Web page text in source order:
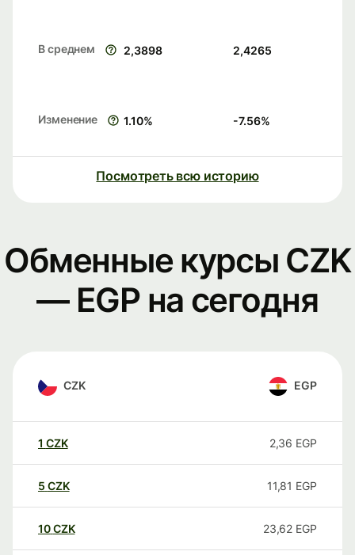
В среднем 2,3898 2,4265
Изменение 1.10% -7.56%
Посмотреть всю историю
Обменные курсы CZK
— EGP на сегодня
CZK EGP
1 CZK 2,36 EGP
5 CZK 11,81 EGP
10CZK 23,62 EGP